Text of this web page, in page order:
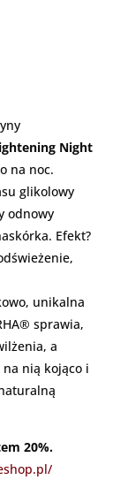
Night
na noc.
glikolowy
odnowy
Efekt?
unikalna
sprawia,
a
nią kojąco i
20%.